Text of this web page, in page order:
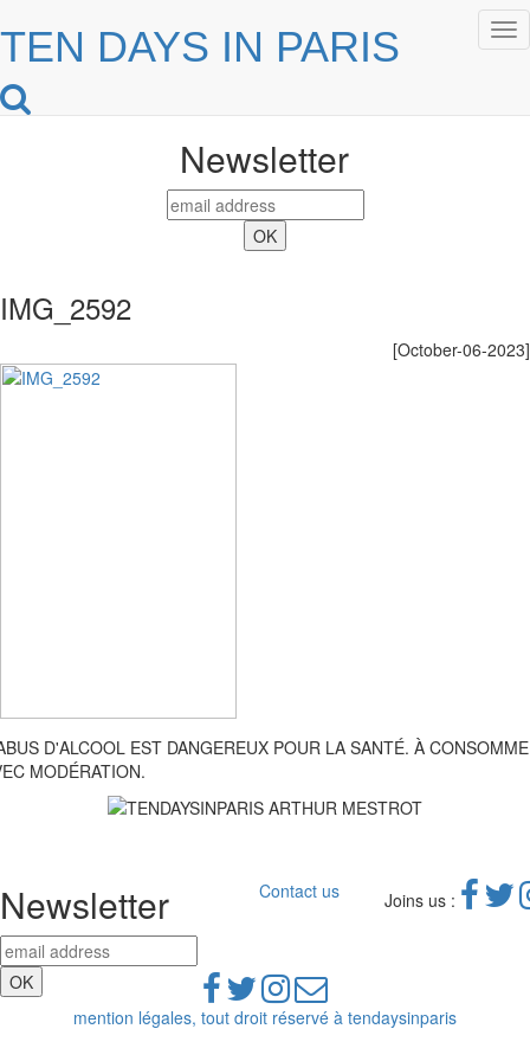
TEN DAYS IN PARIS
Newsletter
IMG_2592
[October-06-2023]
D'ALCOOL EST DANGEREUX POUR LA SANTÉ. À
MODÉRATION.
Newsletter Contact us Joins us :
mention légales, tout droit réservé à tendaysinparis